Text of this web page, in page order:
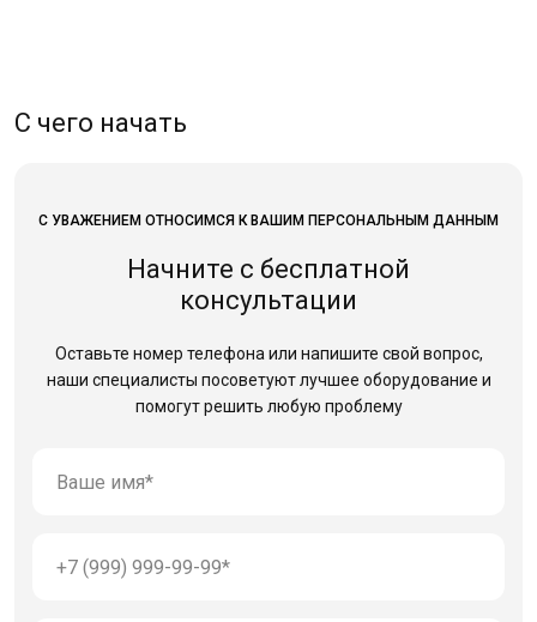
С чего начать
С УВАЖЕНИЕМ ОТНОСИМСЯ К ВАШИМ ПЕРСОНАЛЬНЫМ ДАННЫМ
Начните с бесплатной
консультации
Оставьте номер телефона или напишите свой вопрос,
наши специалисты посоветуют лучшее оборудование и
помогут решить любую проблему